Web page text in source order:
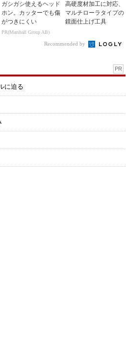
ガシガシ使えるヘッド
ホン。カッターでも傷
がつきにくい
PR(Marshall Group AB)
高硬度材加工に対応、
マルチローラタイプの
鏡面仕上げ工具
Recommended by
PR
に迫る